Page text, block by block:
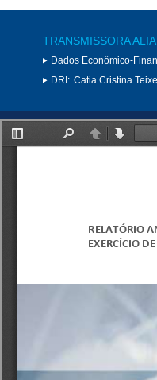
TRANSMISSORA
Dados Econômico-
DRI: Catia Cristina